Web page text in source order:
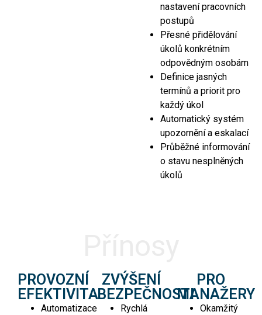
nastavení pracovních
postupů
Přesné přidělování
úkolů konkrétním
odpovědným osobám
Definice jasných
termínů a priorit pro
každý úkol
Automatický systém
upozornění a eskalací
Průběžné informování
o stavu nesplněných
úkolů
PROVOZNÍ
EFEKTIVITA
Automatizace
ZVÝŠENÍ
BEZPEČNOSTI
Rychlá
PRO
MANAŽERY
Okamžitý